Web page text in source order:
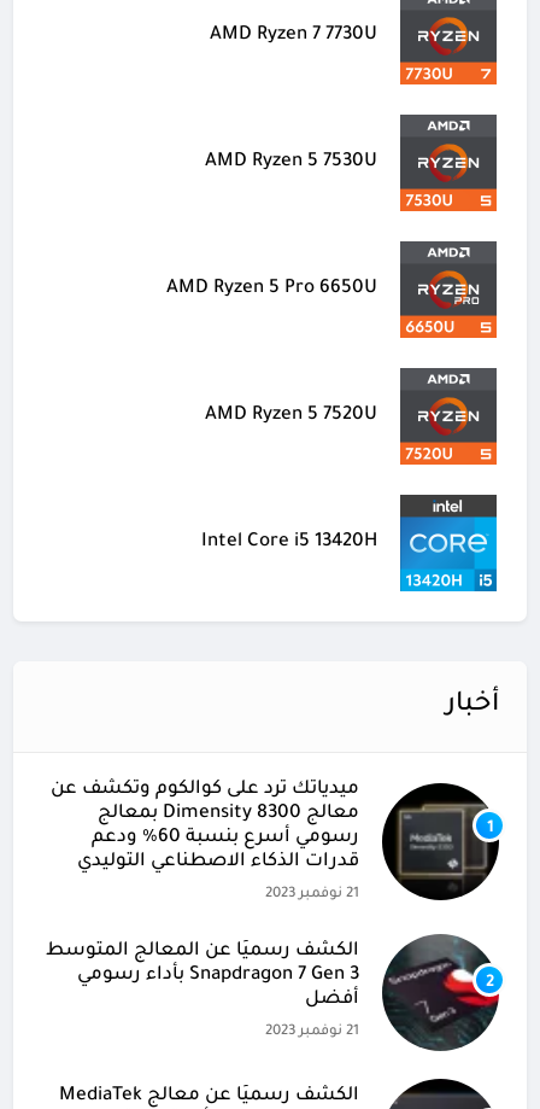
AMD Ryzen 7 7730U
AMD Ryzen 5 7530U
AMD Ryzen 5 Pro 6650U
AMD Ryzen 5 7520U
Intel Core i5 13420H
أخبار
1
ميدياتك ترد على كوالكوم وتكشف عن
معالج Dimensity 8300 بمعالج
رسومي أسرع بنسبة 60% ودعم
قدرات الذكاء الاصطناعي التوليدي
21 نوفمبر 2023
2
الكشف رسميًا عن المعالج المتوسط
Snapdragon 7 Gen 3 بأداء رسومي
أفضل
21 نوفمبر 2023
الكشف رسميًا عن معالج MediaTek